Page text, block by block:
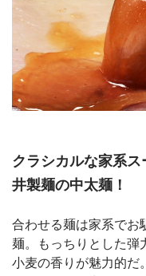
クラシカルな家系
井製麺の中太麺！
合わせる麺は家系でお
麺。もっちりとした弾
小麦の香りが魅力的だ